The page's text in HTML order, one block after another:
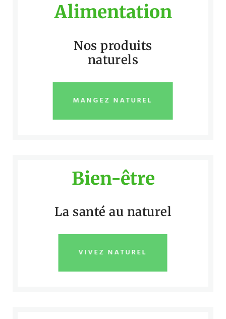
Alimentation
Nos produits
naturels
MANGEZ NATUREL
Bien-être
La santé au naturel
VIVEZ NATUREL